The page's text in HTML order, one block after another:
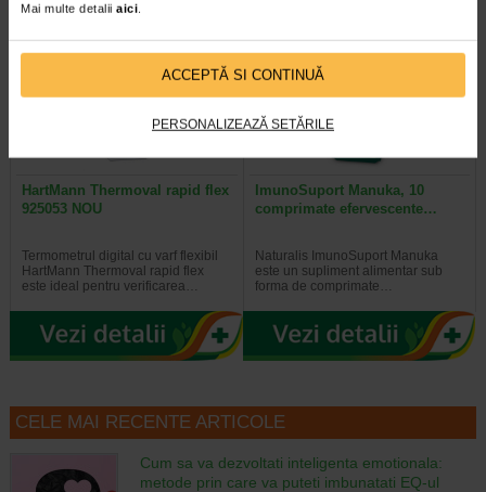
Mai multe detalii aici.
ACCEPTĂ SI CONTINUĂ
PERSONALIZEAZĂ SETĂRILE
HartMann Thermoval rapid flex
925053 NOU
Termometrul digital cu varf flexibil
HartMann Thermoval rapid flex
este ideal pentru verificarea…
ImunoSuport Manuka, 10
comprimate efervescente…
Naturalis ImunoSuport Manuka
este un supliment alimentar sub
forma de comprimate…
CELE MAI RECENTE ARTICOLE
Cum sa va dezvoltati inteligenta emotionala:
metode prin care va puteti imbunatati EQ-ul